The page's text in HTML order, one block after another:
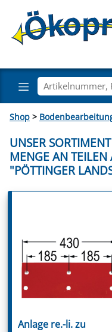
Shop >
UNSER SORTIMENT
ENGE AN TEILEN
PÖTTINGER
Anlage re.-li. zu